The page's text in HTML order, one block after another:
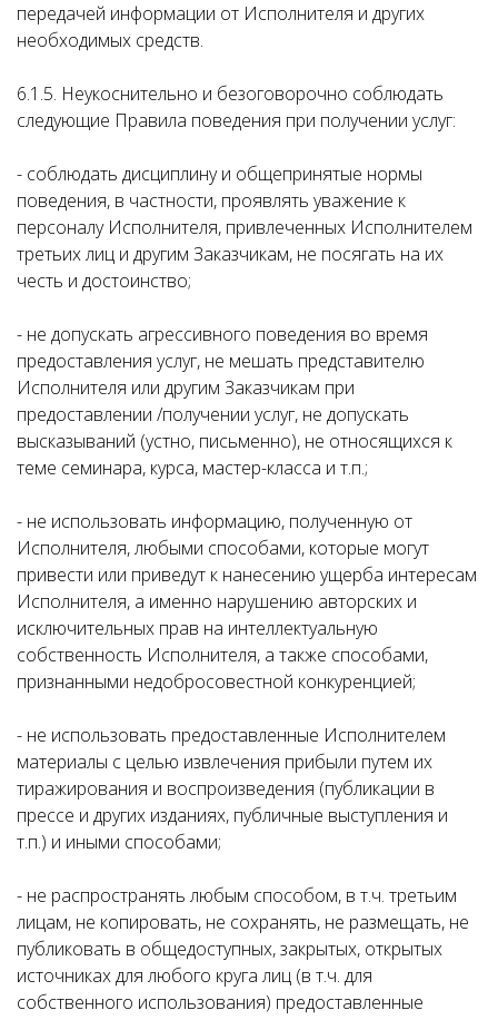
передачей информации от Исполнителя и других
необходимых средств.
6.1.5. Неукоснительно и безоговорочно соблюдать
следующие Правила поведения при получении услуг:
- соблюдать дисциплину и общепринятые нормы
поведения, в частности, проявлять уважение к
персоналу Исполнителя, привлеченных Исполнителем
третьих лиц и другим Заказчикам, не посягать на их
честь и достоинство;
- не допускать агрессивного поведения во время
предоставления услуг, не мешать представителю
Исполнителя или другим Заказчикам при
предоставлении /получении услуг, не допускать
высказываний (устно, письменно), не относящихся к
теме семинара, курса, мастер-класса и т.п.;
- не использовать информацию, полученную от
Исполнителя, любыми способами, которые могут
привести или приведут к нанесению ущерба интересам
Исполнителя, а именно нарушению авторских и
исключительных прав на интеллектуальную
собственность Исполнителя, а также способами,
признанными недобросовестной конкуренцией;
- не использовать предоставленные Исполнителем
материалы с целью извлечения прибыли путем их
тиражирования и воспроизведения (публикации в
прессе и других изданиях, публичные выступления и
т.п.) и иными способами;
- не распространять любым способом, в т.ч. третьим
лицам, не копировать, не сохранять, не размещать, не
публиковать в общедоступных, закрытых, открытых
источниках для любого круга лиц (в т.ч. для
собственного использования) предоставленные